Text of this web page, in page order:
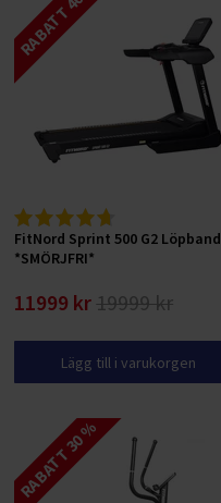
RABATT 40 %
FitNord Sprint 500 G2 Löpband
*SMÖRJFRI*
11999 kr 19999 kr
Lägg till i varukorgen
RABATT 30 %